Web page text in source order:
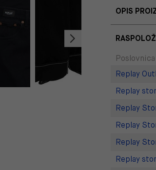
OPIS
Poslovnica
Replay
Replay
Replay
Replay
Replay
Replay